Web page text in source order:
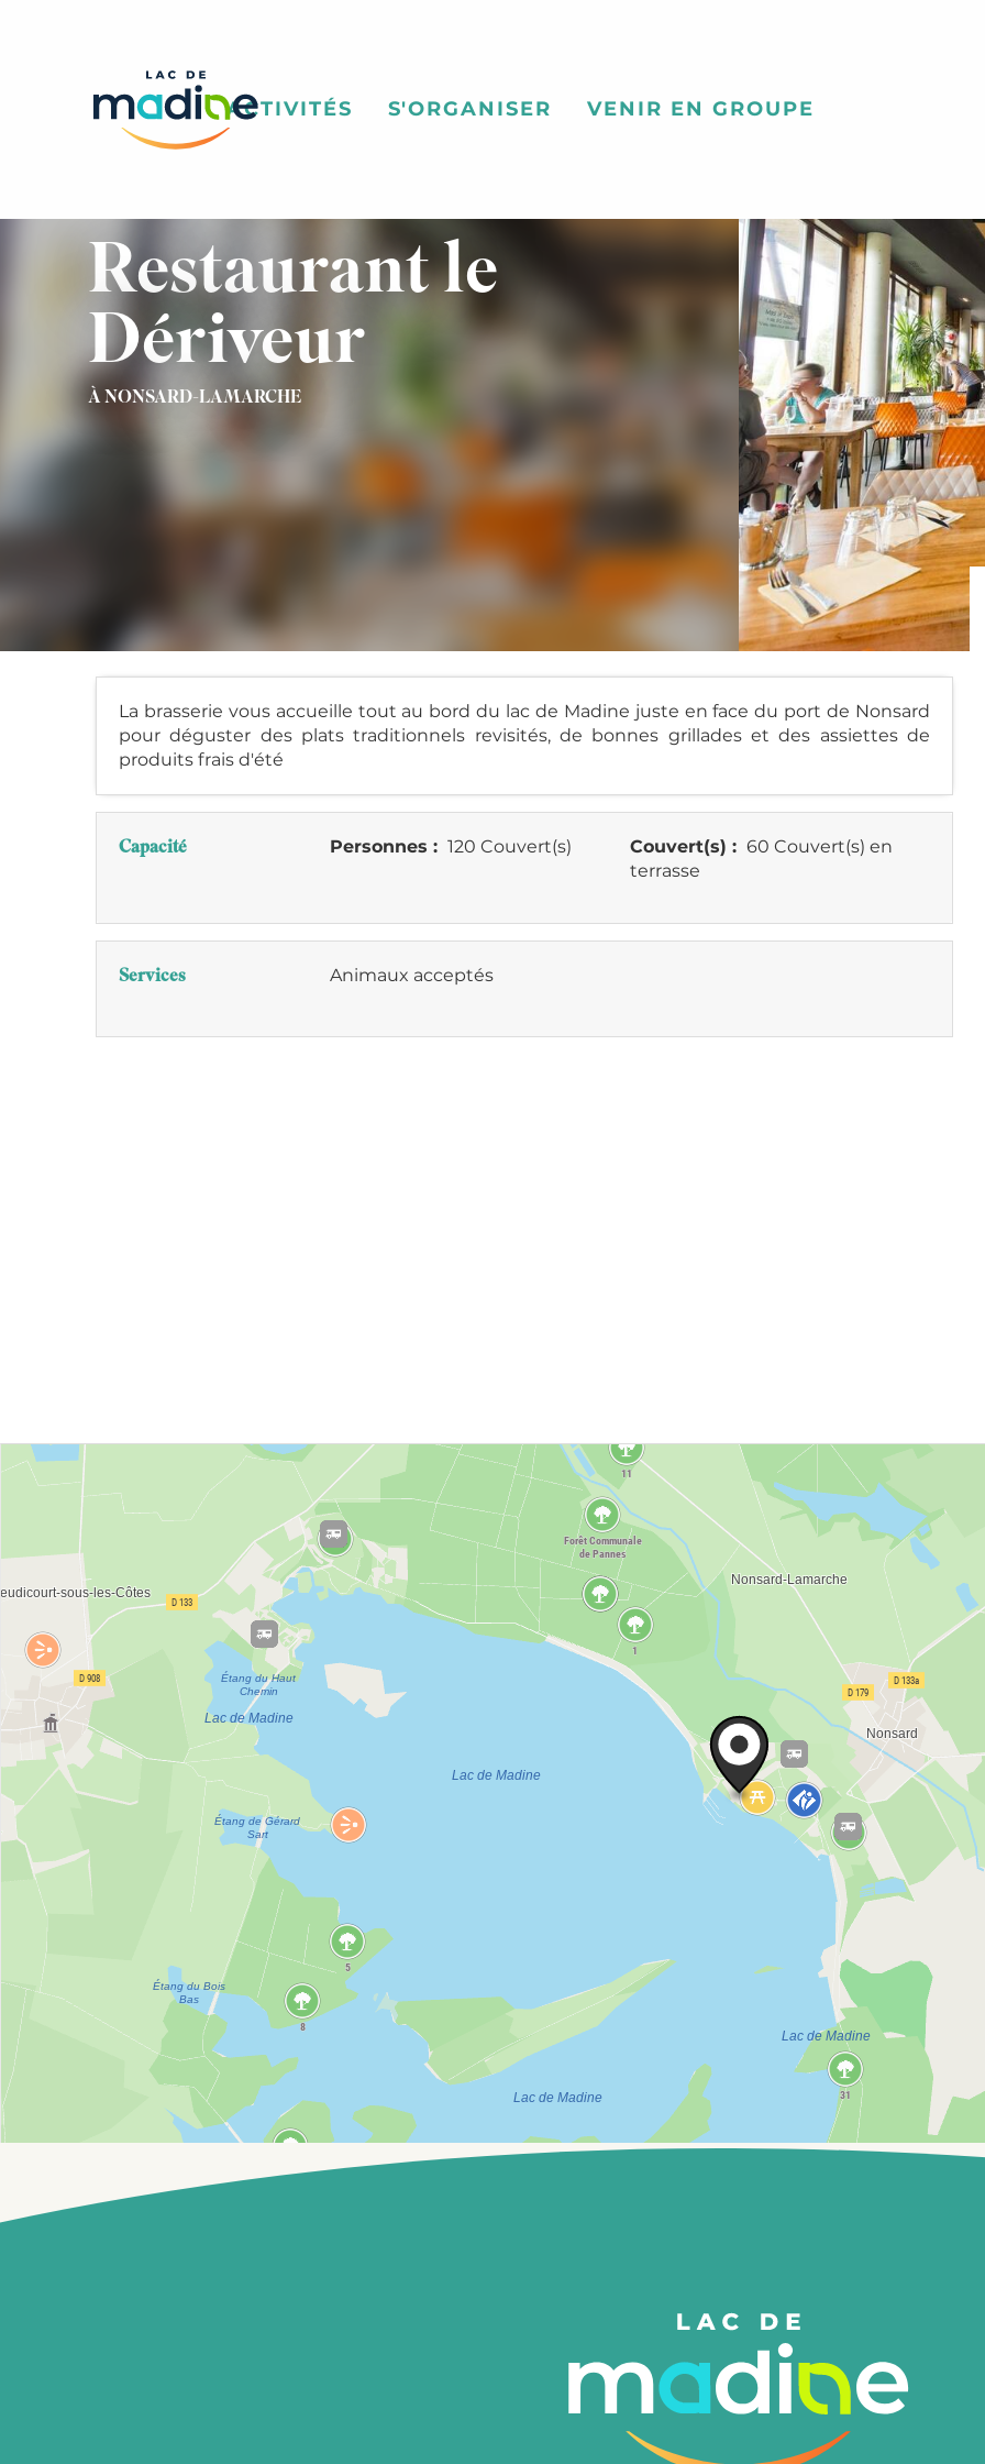
ACTIVITÉS S'ORGANISER VENIR EN GROUPE
Restaurant le
Dériveur
À NONSARD-LAMARCHE
La brasserie vous accueille tout au bord du lac de Madine juste en face du port de Nonsard
pour déguster des plats traditionnels revisités, de bonnes grillades et des assiettes de
produits frais d'été
Capacité Personnes : 120 Couvert(s) Couvert(s) : 60 Couvert(s) en
terrasse
Services Animaux acceptés